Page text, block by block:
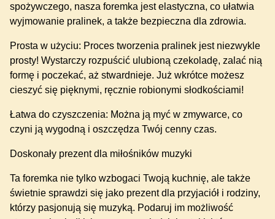
spożywczego, nasza foremka jest elastyczna, co ułatwia
wyjmowanie pralinek, a także bezpieczna dla zdrowia.
Prosta w użyciu: Proces tworzenia pralinek jest niezwykle
prosty! Wystarczy rozpuścić ulubioną czekoladę, zalać nią
formę i poczekać, aż stwardnieje. Już wkrótce możesz
cieszyć się pięknymi, ręcznie robionymi słodkościami!
Łatwa do czyszczenia: Można ją myć w zmywarce, co
czyni ją wygodną i oszczędza Twój cenny czas.
Doskonały prezent dla miłośników muzyki
Ta foremka nie tylko wzbogaci Twoją kuchnię, ale także
świetnie sprawdzi się jako prezent dla przyjaciół i rodziny,
którzy pasjonują się muzyką. Podaruj im możliwość